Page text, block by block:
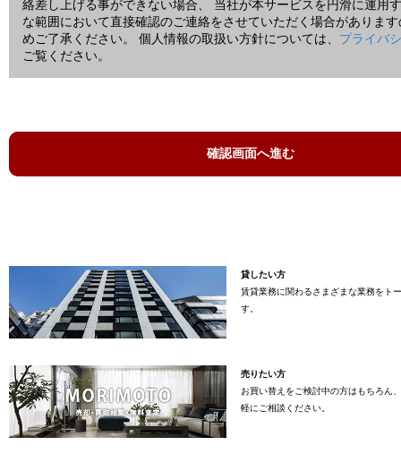
絡差し上げる事ができない場合、 当社が本サービスを円滑に運用
な範囲において直接確認のご連絡をさせていただく場合がありま
めご了承ください。 個人情報の取扱い方針については、 プライバ
ご覧ください。
貸したい方
賃貸業務に関わるさまざまな業務をト
す。
売りたい方
お買い替えをご検討中の方はもちろん
軽にご相談ください。